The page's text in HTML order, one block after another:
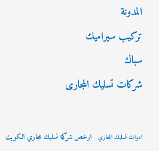
المدونة
تركيب سيراميك
سباك
شركات تسليك المجارى
ادوات تسليك المجاري ارخص شركة تسليك مجاري الكويت